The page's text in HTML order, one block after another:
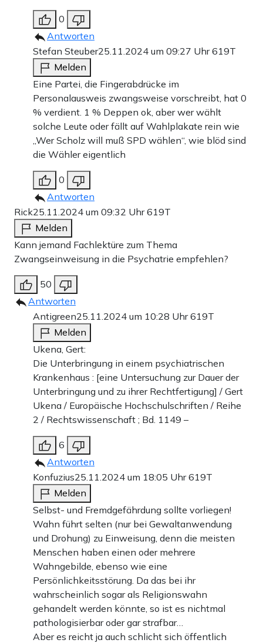
0
Antworten
Stefan Steuber25.11.2024 um 09:27 Uhr619T
Melden
Eine Partei, die Fingerabdrücke im
Personalausweis zwangsweise vorschreibt, hat 0
% verdient. 1 % Deppen ok, aber wer wählt
solche Leute oder fällt auf Wahlplakate rein wie
„Wer Scholz will muß SPD wählen“, wie blöd sind
die Wähler eigentlich
0
Antworten
Rick25.11.2024 um 09:32 Uhr619T
Melden
Kann jemand Fachlektüre zum Thema
Zwangseinweisung in die Psychatrie empfehlen?
50
Antworten
Antigreen25.11.2024 um 10:28 Uhr619T
Melden
Ukena, Gert:
Die Unterbringung in einem psychiatrischen
Krankenhaus : [eine Untersuchung zur Dauer der
Unterbringung und zu ihrer Rechtfertigung] / Gert
Ukena / Europäische Hochschulschriften / Reihe
2 / Rechtswissenschaft ; Bd. 1149 –
6
Antworten
Konfuzius25.11.2024 um 18:05 Uhr619T
Melden
Selbst- und Fremdgefährdung sollte vorliegen!
Wahn führt selten (nur bei Gewaltanwendung
und Drohung) zu Einweisung, denn die meisten
Menschen haben einen oder mehrere
Wahngebilde, ebenso wie eine
Persönlichkeitsstörung. Da das bei ihr
wahrscheinlich sogar als Religionswahn
gehandelt werden könnte, so ist es nichtmal
pathologisierbar oder gar strafbar…
Aber es reicht ja auch schlicht sich öffentlich